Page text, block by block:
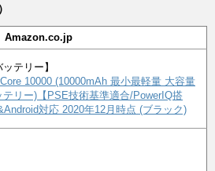
Amazon.co.jp
テリー】
10000 (10000mAh 最小最軽量 大容量
テリー)【PSE技術基準適合/PowerIQ搭
対応 2020年12月時点 (ブラック)